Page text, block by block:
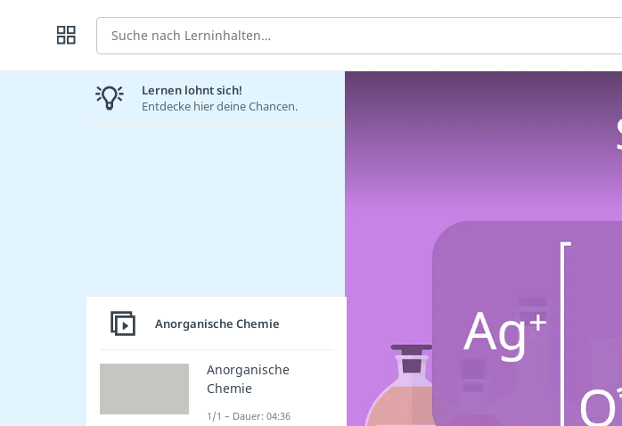
Suche
Lernen lohnt sich!
Entdecke hier deine Chancen.
Anorganische Chemie
Anorganische
Chemie
1/1 – Dauer: 04:36